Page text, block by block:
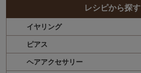
レシピから探す
イヤリング
ピアス
ヘアアクセサリー